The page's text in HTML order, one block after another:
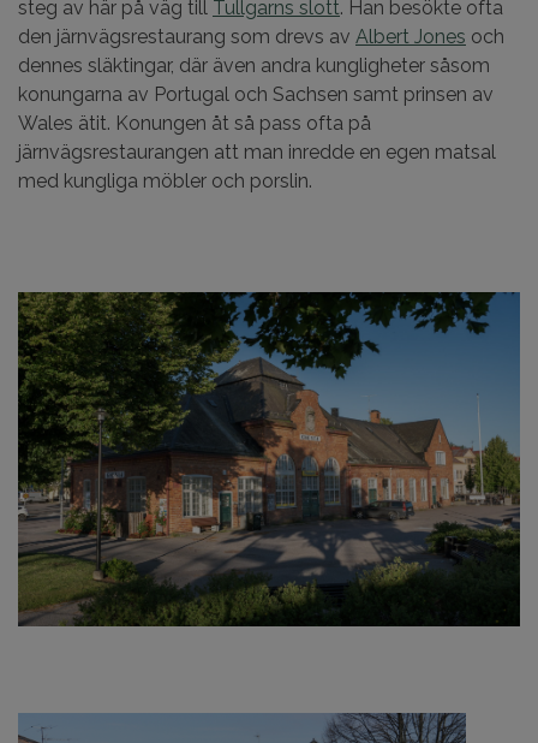
steg av här på väg till Tullgarns slott. Han besökte ofta
den järnvägsrestaurang som drevs av Albert Jones och
dennes släktingar, där även andra kungligheter såsom
konungarna av Portugal och Sachsen samt prinsen av
Wales ätit. Konungen åt så pass ofta på
järnvägsrestaurangen att man inredde en egen matsal
med kungliga möbler och porslin.